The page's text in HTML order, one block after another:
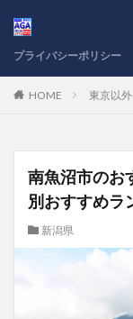
プライバシーポリシー
HOME 東京以外
南魚沼市のお
別おすすめラ
新潟県